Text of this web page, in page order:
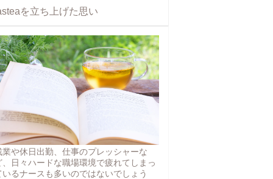
を立ち上げた思い
業や休日出勤、仕事のプレッシャーな
、日々ハードな職場環境で疲れてしまっ
いるナースも多いのではないでしょう